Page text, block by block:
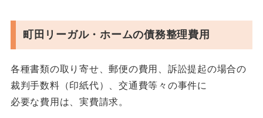
町田リーガル・ホームの債務整理費用
各種書類の取り寄せ、郵便の費用、訴訟提起の場合の
裁判手数料（印紙代）、交通費等々の事件に
必要な費用は、実費請求。